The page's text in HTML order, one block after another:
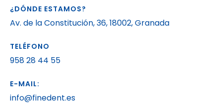
¿DÓNDE ESTAMOS?
Av. de la Constitución, 36, 18002, Granada
TELÉFONO
958 28 44 55
E-MAIL:
info@finedent.es